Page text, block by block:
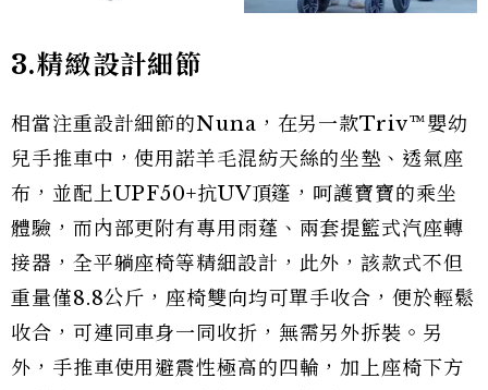
3.精緻設計細節
相當注重設計細節的Nuna，在另一款Triv™嬰幼
兒手推車中，使用諾羊毛混紡天絲的坐墊、透氣座
布，並配上UPF50+抗UV頂篷，呵護寶寶的乘坐
體驗，而內部更附有專用雨蓬、兩套提籃式汽座轉
接器，全平躺座椅等精細設計，此外，該款式不但
重量僅8.8公斤，座椅雙向均可單手收合，便於輕鬆
收合，可連同車身一同收折，無需另外拆裝。另
外，手推車使用避震性極高的四輪，加上座椅下方